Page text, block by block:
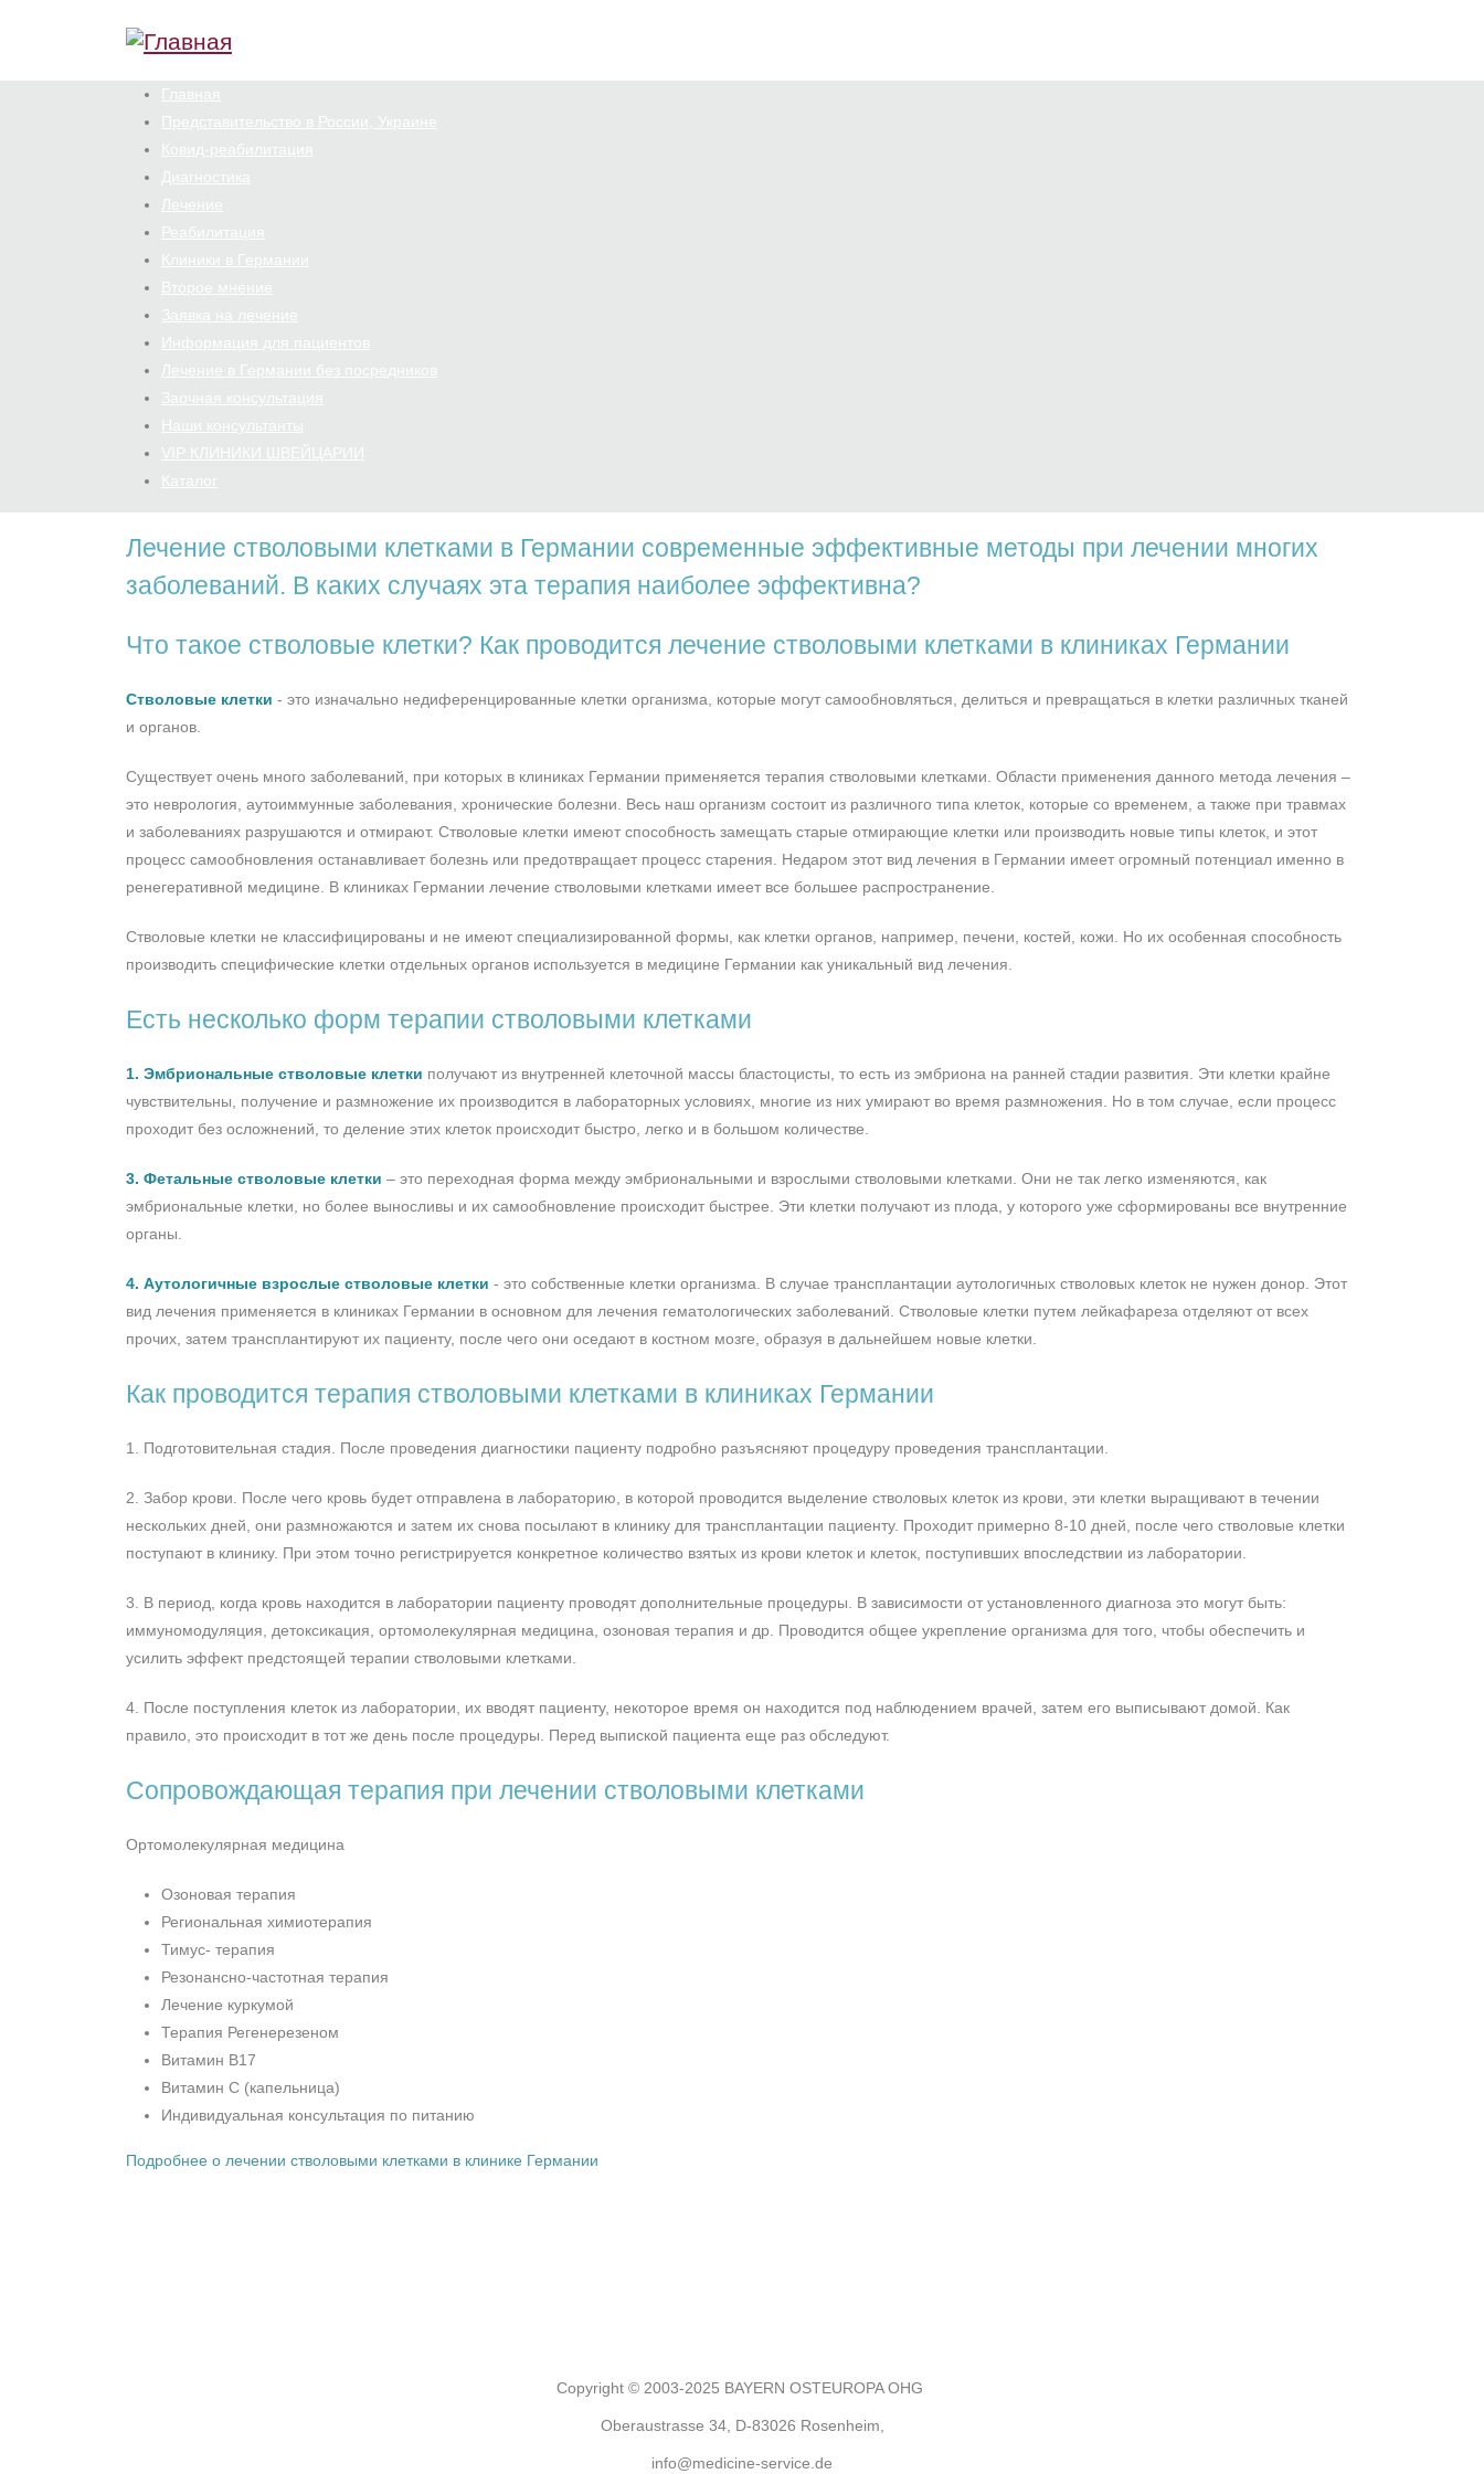
Лечение стволовыми клетками в Германии современные эффективные методы при лечении многих
заболеваний. В каких случаях эта терапия наиболее эффективна?
Что такое стволовые клетки? Как проводится лечение стволовыми клетками в клиниках Германии
Стволовые клетки - это изначально недиференцированные клетки организма, которые могут самообновляться, делиться и превращаться в клетки различных тканей
и органов.
Существует очень много заболеваний, при которых в клиниках Германии применяется терапия стволовыми клетками. Области применения данного метода лечения –
это неврология, аутоиммунные заболевания, хронические болезни. Весь наш организм состоит из различного типа клеток, которые со временем, а также при травмах
и заболеваниях разрушаются и отмирают. Стволовые клетки имеют способность замещать старые отмирающие клетки или производить новые типы клеток, и этот
процесс самообновления останавливает болезнь или предотвращает процесс старения. Недаром этот вид лечения в Германии имеет огромный потенциал именно в
ренегеративной медицине. В клиниках Германии лечение стволовыми клетками имеет все большее распространение.
Стволовые клетки не классифицированы и не имеют специализированной формы, как клетки органов, например, печени, костей, кожи. Но их особенная способность
производить специфические клетки отдельных органов используется в медицине Германии как уникальный вид лечения.
Есть несколько форм терапии стволовыми клетками
1. Эмбриональные стволовые клетки получают из внутренней клеточной массы бластоцисты, то есть из эмбриона на ранней стадии развития. Эти клетки крайне
чувствительны, получение и размножение их производится в лабораторных условиях, многие из них умирают во время размножения. Но в том случае, если процесс
проходит без осложнений, то деление этих клеток происходит быстро, легко и в большом количестве.
3. Фетальные стволовые клетки – это переходная форма между эмбриональными и взрослыми стволовыми клетками. Они не так легко изменяются, как
эмбриональные клетки, но более выносливы и их самообновление происходит быстрее. Эти клетки получают из плода, у которого уже сформированы все внутренние
органы.
4. Аутологичные взрослые стволовые клетки - это собственные клетки организма. В случае трансплантации аутологичных стволовых клеток не нужен донор. Этот
вид лечения применяется в клиниках Германии в основном для лечения гематологических заболеваний. Стволовые клетки путем лейкафареза отделяют от всех
прочих, затем трансплантируют их пациенту, после чего они оседают в костном мозге, образуя в дальнейшем новые клетки.
Как проводится терапия стволовыми клетками в клиниках Германии
1. Подготовительная стадия. После проведения диагностики пациенту подробно разъясняют процедуру проведения трансплантации.
2. Забор крови. После чего кровь будет отправлена в лабораторию, в которой проводится выделение стволовых клеток из крови, эти клетки выращивают в течении
нескольких дней, они размножаются и затем их снова посылают в клинику для трансплантации пациенту. Проходит примерно 8-10 дней, после чего стволовые клетки
поступают в клинику. При этом точно регистрируется конкретное количество взятых из крови клеток и клеток, поступивших впоследствии из лаборатории.
3. В период, когда кровь находится в лаборатории пациенту проводят дополнительные процедуры. В зависимости от установленного диагноза это могут быть:
иммуномодуляция, детоксикация, ортомолекулярная медицина, озоновая терапия и др. Проводится общее укрепление организма для того, чтобы обеспечить и
усилить эффект предстоящей терапии стволовыми клетками.
4. После поступления клеток из лаборатории, их вводят пациенту, некоторое время он находится под наблюдением врачей, затем его выписывают домой. Как
правило, это происходит в тот же день после процедуры. Перед выпиской пациента еще раз обследуют.
Сопровождающая терапия при лечении стволовыми клетками
Ортомолекулярная медицина
Озоновая терапия
Региональная химиотерапия
Тимус- терапия
Резонансно-частотная терапия
Лечение куркумой
Терапия Регенерезеном
Витамин B17
Витамин С (капельница)
Индивидуальная консультация по питанию
Подробнее о лечении стволовыми клетками в клинике Германии
Copyright © 2003-2025 BAYERN OSTEUROPA OHG
Oberaustrasse 34, D-83026 Rosenheim,
info@medicine-service.de